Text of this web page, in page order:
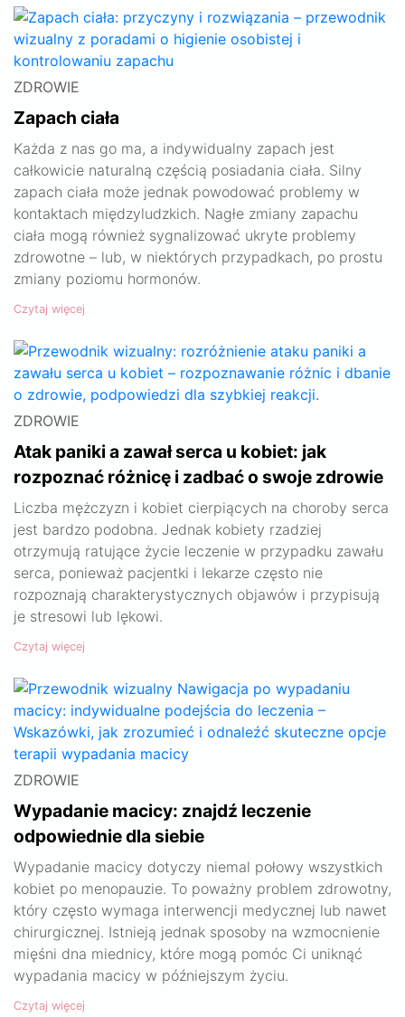
ZDROWIE
Zapach ciała
Każda z nas go ma, a indywidualny zapach jest
całkowicie naturalną częścią posiadania ciała. Silny
zapach ciała może jednak powodować problemy w
kontaktach międzyludzkich. Nagłe zmiany zapachu
ciała mogą również sygnalizować ukryte problemy
zdrowotne – lub, w niektórych przypadkach, po prostu
zmiany poziomu hormonów.
Czytaj więcej
ZDROWIE
Atak paniki a zawał serca u kobiet: jak
rozpoznać różnicę i zadbać o swoje zdrowie
Liczba mężczyzn i kobiet cierpiących na choroby serca
jest bardzo podobna. Jednak kobiety rzadziej
otrzymują ratujące życie leczenie w przypadku zawału
serca, ponieważ pacjentki i lekarze często nie
rozpoznają charakterystycznych objawów i przypisują
je stresowi lub lękowi.
Czytaj więcej
ZDROWIE
Wypadanie macicy: znajdź leczenie
odpowiednie dla siebie
Wypadanie macicy dotyczy niemal połowy wszystkich
kobiet po menopauzie. To poważny problem zdrowotny,
który często wymaga interwencji medycznej lub nawet
chirurgicznej. Istnieją jednak sposoby na wzmocnienie
mięśni dna miednicy, które mogą pomóc Ci uniknąć
wypadania macicy w późniejszym życiu.
Czytaj więcej